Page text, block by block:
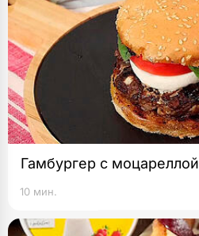
Гамбургер с моцареллой
10 мин.